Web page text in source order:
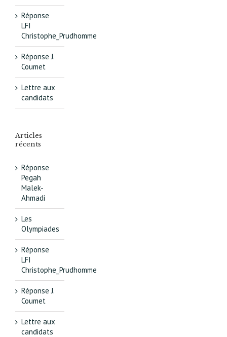
Réponse
LFI
Christophe_Prudhomme
Réponse J.
Coumet
Lettre aux
candidats
Articles
récents
Réponse
Pegah
Malek-
Ahmadi
Les
Olympiades
Réponse
LFI
Christophe_Prudhomme
Réponse J.
Coumet
Lettre aux
candidats